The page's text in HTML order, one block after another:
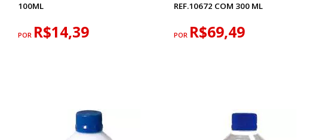
100ML
POR R$14,39
REF.10672 COM 300 ML
POR R$69,49